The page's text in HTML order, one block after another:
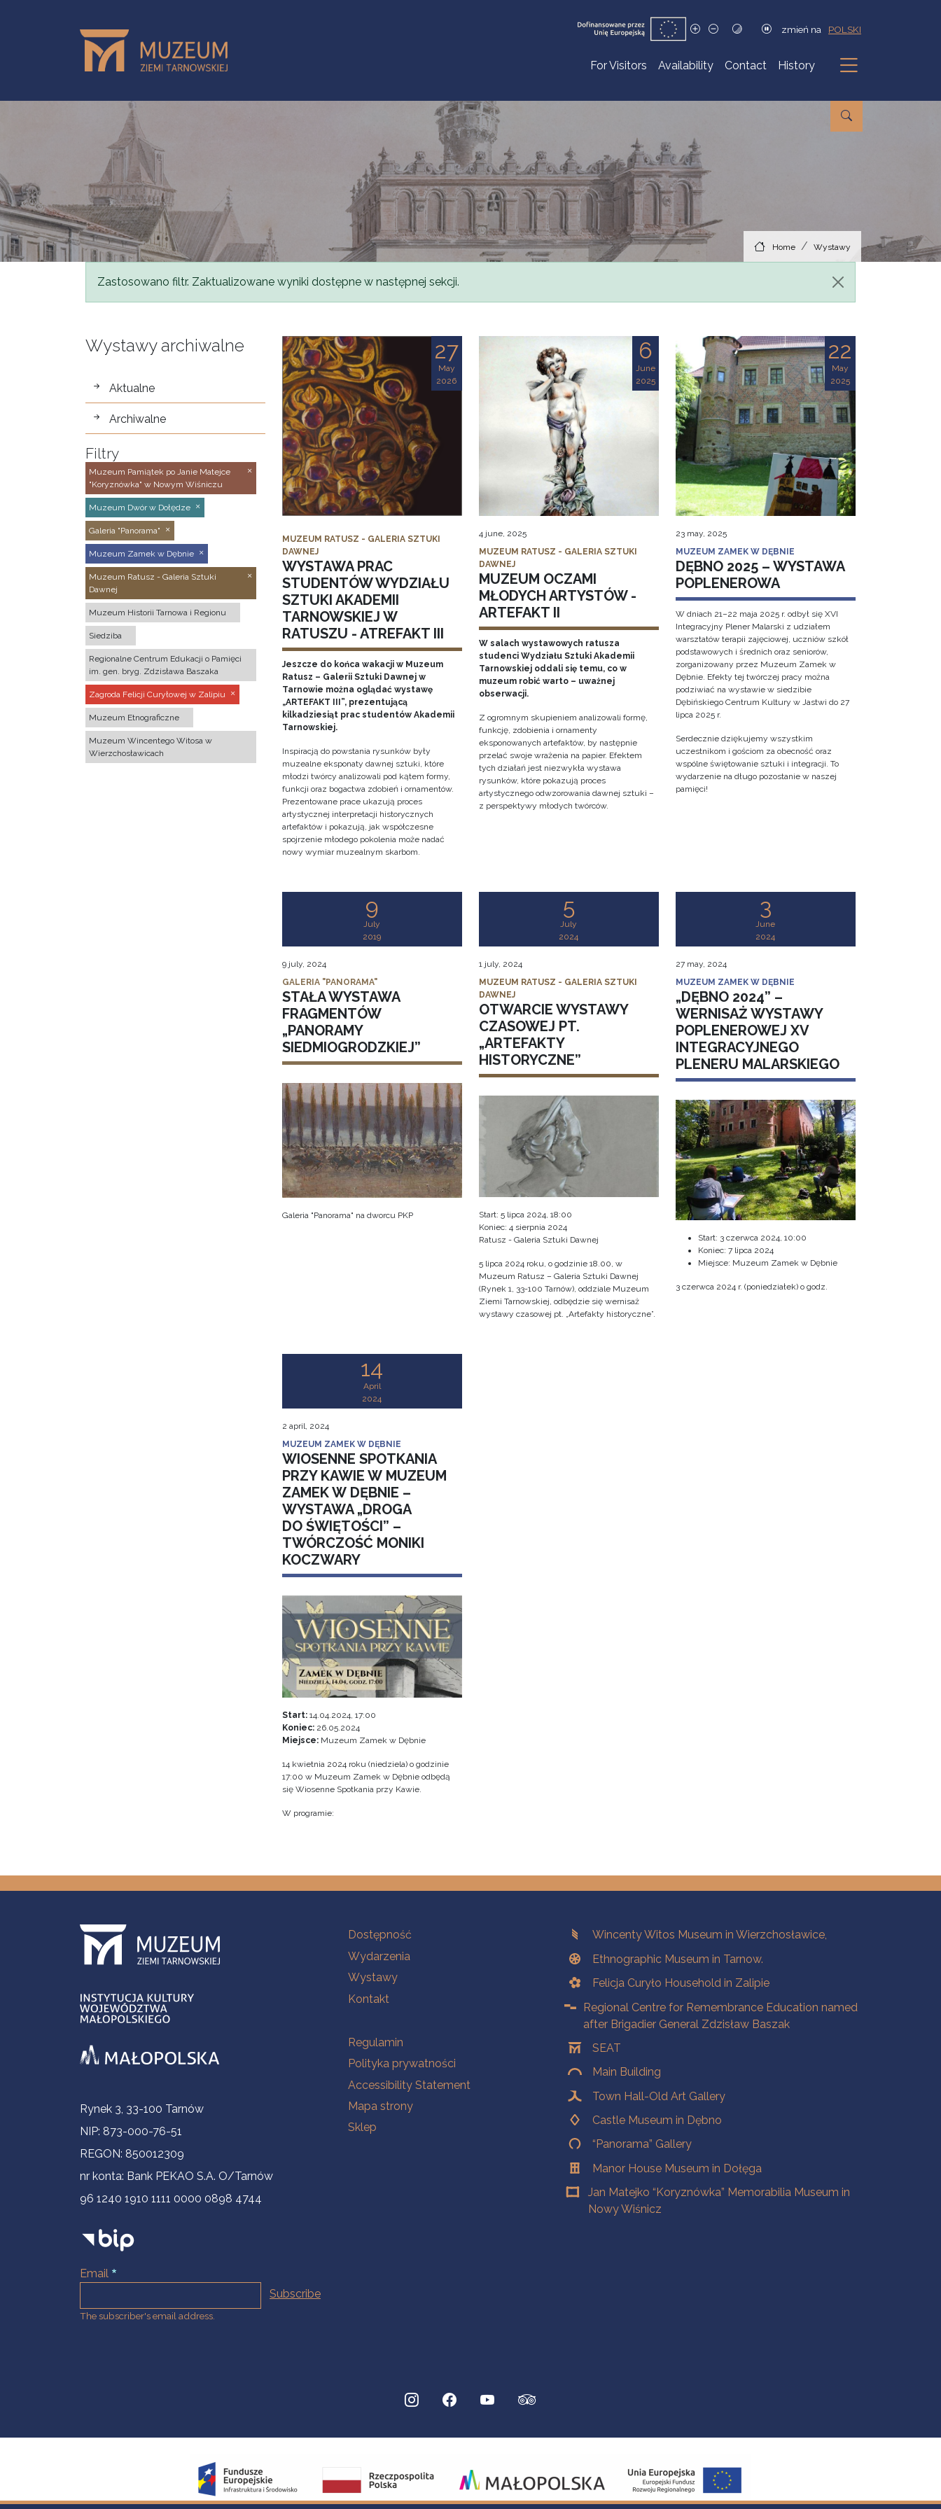
zmień na POLSKI
For Visitors Availability Contact History
Submenu
Home Wystawy
Status message
Zastosowano filtr. Zaktualizowane wyniki dostępne w następnej sekcji.
Wystawy archiwalne
wystawy
Aktualne
Archiwalne
Filtry
Muzeum Pamiątek po Janie Matejce
"Koryznówka" w Nowym Wiśniczu
Muzeum Dwór w Dołędze
Galeria "Panorama"
Muzeum Zamek w Dębnie
Muzeum Ratusz - Galeria Sztuki
Dawnej
Muzeum Historii Tarnowa i Regionu
Siedziba
Regionalne Centrum Edukacji o Pamięci
im. gen. bryg. Zdzisława Baszaka
Zagroda Felicji Curyłowej w Zalipiu
Muzeum Etnograficzne
Muzeum Wincentego Witosa w
Wierzchosławicach
27
May
2026
MUZEUM RATUSZ - GALERIA SZTUKI
DAWNEJ
WYSTAWA PRAC
STUDENTÓW WYDZIAŁU
SZTUKI AKADEMII
TARNOWSKIEJ W
RATUSZU - ATREFAKT III
Jeszcze do końca wakacji w Muzeum
Ratusz – Galerii Sztuki Dawnej w
Tarnowie można oglądać wystawę
„ARTEFAKT III”, prezentującą
kilkadziesiąt prac studentów Akademii
Tarnowskiej.
Inspiracją do powstania rysunków były
muzealne eksponaty dawnej sztuki, które
młodzi twórcy analizowali pod kątem formy,
funkcji oraz bogactwa zdobień i ornamentów.
Prezentowane prace ukazują proces
artystycznej interpretacji historycznych
artefaktów i pokazują, jak współczesne
spojrzenie młodego pokolenia może nadać
nowy wymiar muzealnym skarbom.
6
June
2025
4 june, 2025
MUZEUM RATUSZ - GALERIA SZTUKI
DAWNEJ
MUZEUM OCZAMI
MŁODYCH ARTYSTÓW -
ARTEFAKT II
W salach wystawowych ratusza
studenci Wydziału Sztuki Akademii
Tarnowskiej oddali się temu, co w
muzeum robić warto – uważnej
obserwacji.
Z ogromnym skupieniem analizowali formę,
funkcję, zdobienia i ornamenty
eksponowanych artefaktów, by następnie
przelać swoje wrażenia na papier. Efektem
tych działań jest niezwykła wystawa
rysunków, które pokazują proces
artystycznego odwzorowania dawnej sztuki –
z perspektywy młodych twórców.
22
May
2025
23 may, 2025
MUZEUM ZAMEK W DĘBNIE
DĘBNO 2025 – WYSTAWA
POPLENEROWA
W dniach 21–22 maja 2025 r. odbył się XVI
Integracyjny Plener Malarski z udziałem
warsztatów terapii zajęciowej, uczniów szkół
podstawowych i średnich oraz seniorów,
zorganizowany przez Muzeum Zamek w
Dębnie. Efekty tej twórczej pracy można
podziwiać na wystawie w siedzibie
Dębińskiego Centrum Kultury w Jastwi do 27
lipca 2025 r.
Serdecznie dziękujemy wszystkim
uczestnikom i gościom za obecność oraz
wspólne świętowanie sztuki i integracji. To
wydarzenie na długo pozostanie w naszej
pamięci!
9
July
2019
9 july, 2024
GALERIA "PANORAMA"
STAŁA WYSTAWA
FRAGMENTÓW
„PANORAMY
SIEDMIOGRODZKIEJ”
Galeria "Panorama" na dworcu PKP
5
July
2024
1 july, 2024
MUZEUM RATUSZ - GALERIA SZTUKI
DAWNEJ
OTWARCIE WYSTAWY
CZASOWEJ PT.
„ARTEFAKTY
HISTORYCZNE”
Start: 5 lipca 2024, 18:00
Koniec: 4 sierpnia 2024
Ratusz - Galeria Sztuki Dawnej
5 lipca 2024 roku, o godzinie 18.00, w
Muzeum Ratusz – Galeria Sztuki Dawnej
(Rynek 1, 33-100 Tarnów), oddziale Muzeum
Ziemi Tarnowskiej, odbędzie się wernisaż
wystawy czasowej pt. „Artefakty historyczne”.
3
June
2024
27 may, 2024
MUZEUM ZAMEK W DĘBNIE
„DĘBNO 2024” –
WERNISAŻ WYSTAWY
POPLENEROWEJ XV
INTEGRACYJNEGO
PLENERU MALARSKIEGO
Start: 3 czerwca 2024, 10:00
Koniec: 7 lipca 2024
Miejsce: Muzeum Zamek w Dębnie
3 czerwca 2024 r. (poniedziałek) o godz.
14
April
2024
2 april, 2024
MUZEUM ZAMEK W DĘBNIE
WIOSENNE SPOTKANIA
PRZY KAWIE W MUZEUM
ZAMEK W DĘBNIE –
WYSTAWA „DROGA
DO ŚWIĘTOŚCI” –
TWÓRCZOŚĆ MONIKI
KOCZWARY
Start: 14.04.2024, 17:00
Koniec: 26.05.2024
Miejsce: Muzeum Zamek w Dębnie
14 kwietnia 2024 roku (niedziela) o godzinie
17:00 w Muzeum Zamek w Dębnie odbędą
się Wiosenne Spotkania przy Kawie.
W programie:
Contact Information
Rynek 3, 33-100 Tarnów
NIP: 873-000-76-51
REGON: 850012309
nr konta: Bank PEKAO S.A. O/Tarnów
96 1240 1910 1111 0000 0898 4744
Email
The subscriber's email address.
Na skróty.
Dostępność
Wydarzenia
Wystawy
Kontakt
Na skróty.
Regulamin
Polityka prywatności
Accessibility Statement
Mapa strony
Sklep
BranchesWincenty Witos Museum in Wierzchosławice,
Ethnographic Museum in Tarnow.
Felicja Curyło Household in Zalipie
Regional Centre for Remembrance Education named
after Brigadier General Zdzisław Baszak
SEAT
Main Building
Town Hall-Old Art Gallery
Castle Museum in Dębno
“Panorama” Gallery
Manor House Museum in Dołęga
Jan Matejko “Koryznówka” Memorabilia Museum in
Nowy Wiśnicz